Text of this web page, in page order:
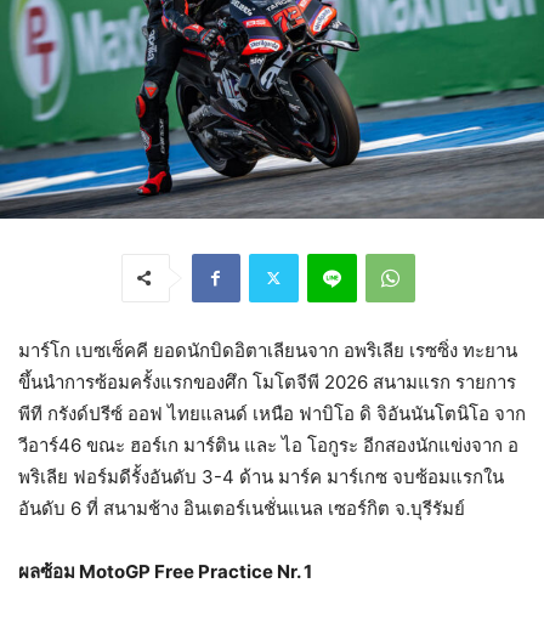
มาร์โก เบซเซ็คคี ยอดนักบิดอิตาเลียนจาก อพริเลีย เรซซิ่ง ทะยาน
ขึ้นนำการซ้อมครั้งแรกของศึก โมโตจีพี 2026 สนามแรก รายการ
พีที กรังด์ปรีซ์ ออฟ ไทยแลนด์ เหนือ ฟาบิโอ ดิ จิอันนันโตนิโอ จาก
วีอาร์46 ขณะ ฮอร์เก มาร์ติน และ ไอ โอกูระ อีกสองนักแข่งจาก อ
พริเลีย ฟอร์มดีรั้งอันดับ 3-4 ด้าน มาร์ค มาร์เกซ จบซ้อมแรกใน
อันดับ 6 ที่ สนามช้าง อินเตอร์เนชั่นแนล เซอร์กิต จ.บุรีรัมย์
ผลซ้อม MotoGP Free Practice Nr. 1